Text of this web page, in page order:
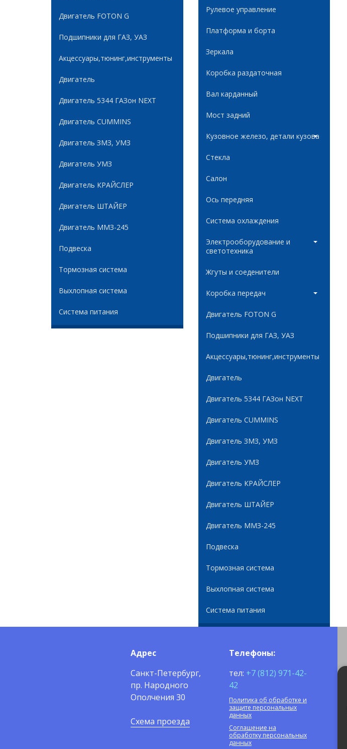
Двигатель FOTON G
Подшипники для ГАЗ, УАЗ
Акцессуары,тюнинг,инструменты
Двигатель
Двигатель 5344 ГАЗон NEXT
Двигатель CUMMINS
Двигатель ЗМЗ, УМЗ
Двигатель УМЗ
Двигатель КРАЙСЛЕР
Двигатель ШТАЙЕР
Двигатель ММЗ-245
Подвеска
Тормозная система
Выхлопная система
Система питания
Рулевое управление
Платформа и борта
Зеркала
Коробка раздаточная
Вал карданный
Мост задний
Кузовное железо, детали кузова
Стекла
Салон
Ось передняя
Система охлаждения
Электрооборудование и
светотехника
Жгуты и соеденители
Коробка передач
Двигатель FOTON G
Подшипники для ГАЗ, УАЗ
Акцессуары,тюнинг,инструменты
Двигатель
Двигатель 5344 ГАЗон NEXT
Двигатель CUMMINS
Двигатель ЗМЗ, УМЗ
Двигатель УМЗ
Двигатель КРАЙСЛЕР
Двигатель ШТАЙЕР
Двигатель ММЗ-245
Подвеска
Тормозная система
Выхлопная система
Система питания
Адрес
Санкт-Петербург,
пр. Народного
Ополчения 30
Схема проезда
Телефоны:
тел: +7 (812) 971-42-
42
Политика об обработке и
защите персональных
данных
Соглашение на
обработку персональных
данных